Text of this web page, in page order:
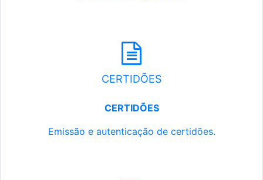
CERTIDÕES
CERTIDÕES
Emissão e autenticação de certidões.